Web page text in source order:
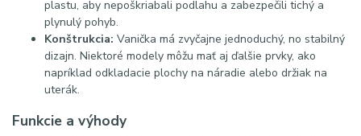
plastu, aby nepoškriabali podlahu a zabezpečili tichý a
plynulý pohyb.
Konštrukcia: Vanička má zvyčajne jednoduchý, no stabilný
dizajn. Niektoré modely môžu mať aj ďalšie prvky, ako
napríklad odkladacie plochy na náradie alebo držiak na
uterák.
Funkcie a výhody